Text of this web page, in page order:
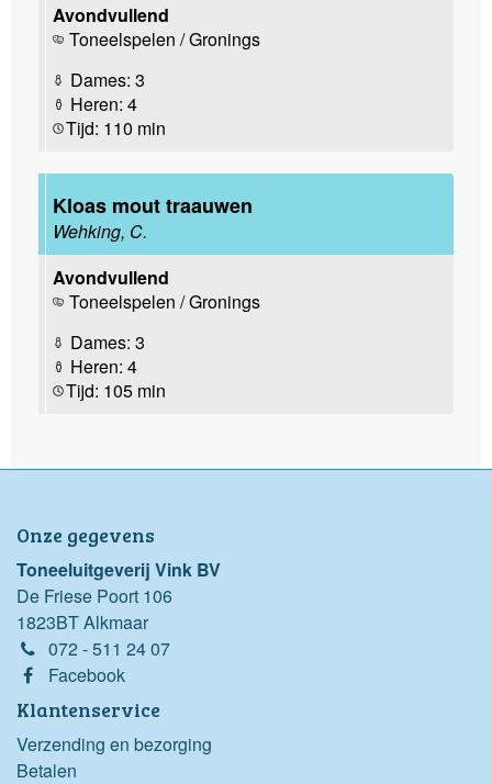
Avondvullend
Toneelspelen / Gronings
Dames: 3
Heren: 4
Tijd: 110 min
Kloas mout traauwen
Wehking, C.
Avondvullend
Toneelspelen / Gronings
Dames: 3
Heren: 4
Tijd: 105 min
Onze gegevens
Toneeluitgeverij Vink BV
De Friese Poort 106
1823BT Alkmaar
072 - 511 24 07
Facebook
Klantenservice
Verzending en bezorging
Betalen